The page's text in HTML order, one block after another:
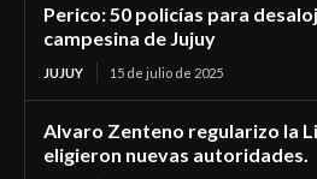
Perico: 50 policías para
campesina de Jujuy
JUJUY 15 de julio de 2025
Alvaro Zenteno regularizo la
eligieron nuevas autoridades.